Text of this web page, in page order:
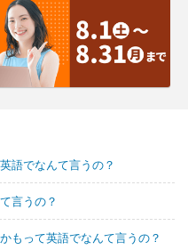
語でなんて言うの？
言うの？
もって英語でなんて言うの？